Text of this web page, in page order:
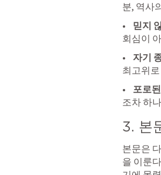
분, 역사
• 믿지
회심이
• 자기
최고위
• 포로
조차 하
3. 본
본문은
을 이룬